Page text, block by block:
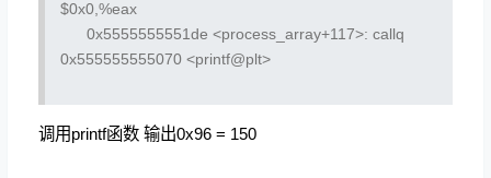
$0x0,%eax
0x5555555551de <process_array+117>: callq
0x555555555070 <printf@plt>
调用printf函数 输出0x96 = 150